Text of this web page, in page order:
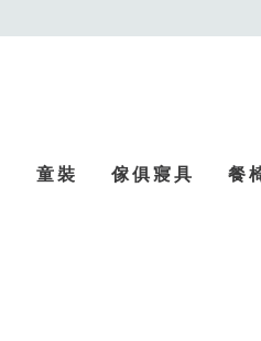
童裝 傢俱寢具 餐